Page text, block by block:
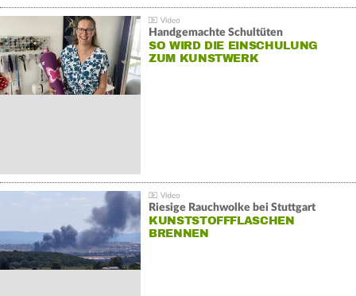
Handgemachte Schultüten
SO WIRD DIE EINSCHULUNG
ZUM KUNSTWERK
Riesige Rauchwolke bei Stuttgart
KUNSTSTOFFFLASCHEN
BRENNEN